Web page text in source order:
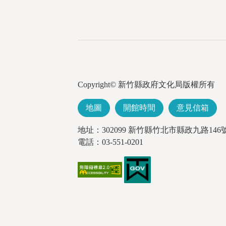
Copyright© 新竹縣政府文化局版權所有
地圖 開館時間 意見信箱
地址：302099 新竹縣竹北市縣政九路146
電話：03-551-0201